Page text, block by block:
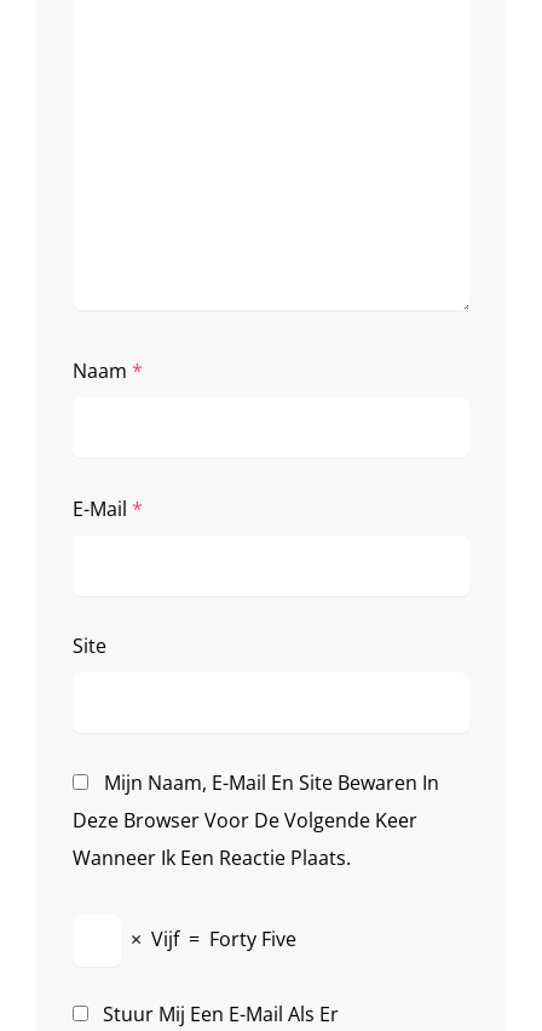
Naam *
E-Mail *
Site
Mijn Naam, E-Mail En Site Bewaren In
Deze Browser Voor De Volgende Keer
Wanneer Ik Een Reactie Plaats.
× Vijf = Forty Five
Stuur Mij Een E-Mail Als Er